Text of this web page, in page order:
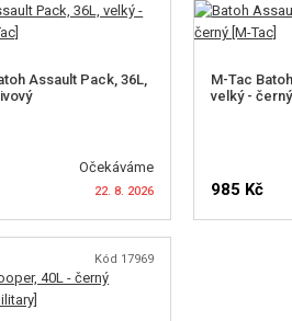
Assault Pack, 36L,
Očekáváme
22. 8. 2026
DOSTUPNOST
M-Tac
velký - černý
985 Kč
Kód 17969